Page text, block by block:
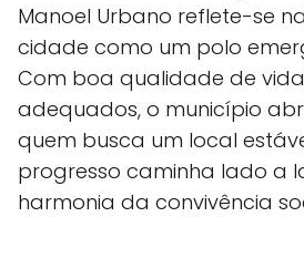
Manoel Urbano reflete-se
cidade como um polo
Com boa qualidade de
adequados, o município
quem busca um local
progresso caminha lado a
harmonia da convivência